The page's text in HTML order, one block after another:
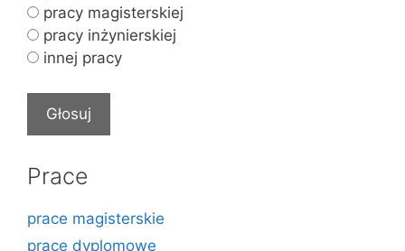
pracy magisterskiej
pracy inżynierskiej
innej pracy
Prace
prace magisterskie
prace dyplomowe